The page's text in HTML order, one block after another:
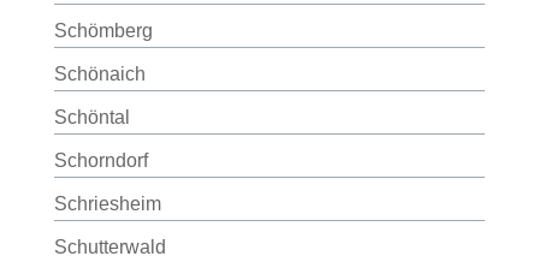
Schömberg
Schönaich
Schöntal
Schorndorf
Schriesheim
Schutterwald